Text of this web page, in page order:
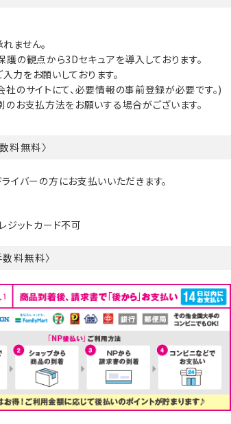
ません。
護の観点から3Dセキュアを導入しております。
力をお願いしております。
社のサイトにて、必要情報の事前登録が必要です。)
のお支払方法をお願いする場合がございます。
料無料〉
イバーの方にお支払いいただきます。
ジットカード不可
料無料〉